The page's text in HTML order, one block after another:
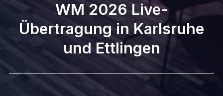
WM 2026 Live-
Übertragung in Karlsruhe
und Ettlingen